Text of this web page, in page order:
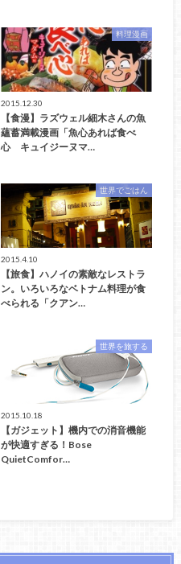
料理漫画
2015.12.30
【食漫】ラズウェル細木さんの魚
蘊蓄満載漫画「魚心あれば食べ
心 キュイジーヌマ…
世界でごはん
2015.4.10
【旅食】ハノイの素敵なレストラ
ン。いろいろなベトナム料理が食
べられる「クアン…
世界を旅する
2015.10.18
【ガジェット】機内での消音機能
が快適すぎる！Bose
QuietComfor…